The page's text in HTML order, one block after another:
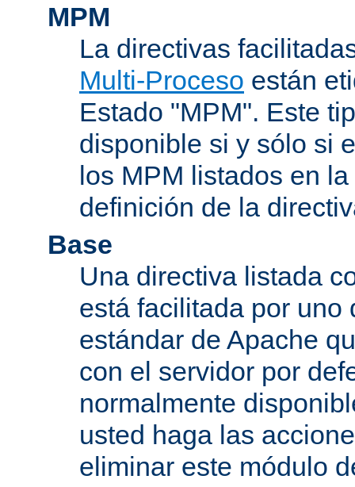
MPM
La directivas
Multi-Proceso están
Estado "MPM". Este
disponible si y sólo si
los MPM listados en
definición de la
Base
Una directiva listada
está facilitada por uno
estándar de Apache
con el servidor por
normalmente
usted haga las
eliminar este módulo